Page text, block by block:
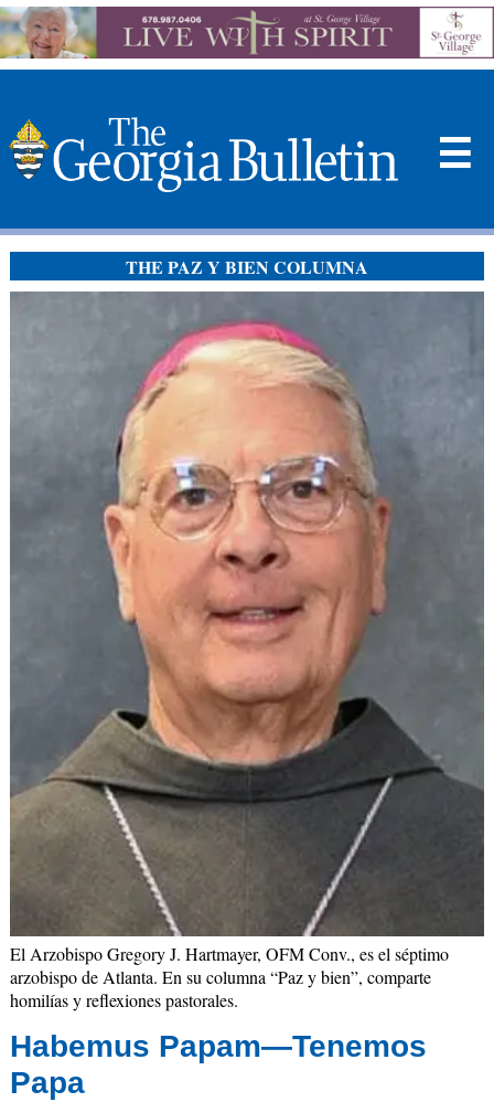
☰
THE PAZ Y BIEN COLUMNA
El Arzobispo Gregory J. Hartmayer, OFM Conv., es el séptimo
arzobispo de Atlanta. En su columna “Paz y bien”, comparte
homilías y reflexiones pastorales.
Habemus Papam—Tenemos
Papa